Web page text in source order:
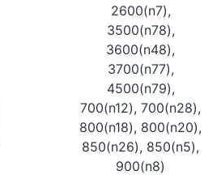
2600(n7),
3500(n78),
3600(n48),
3700(n77),
4500(n79),
700(n12), 700(n28),
800(n18), 800(n20),
850(n26), 850(n5),
900(n8)